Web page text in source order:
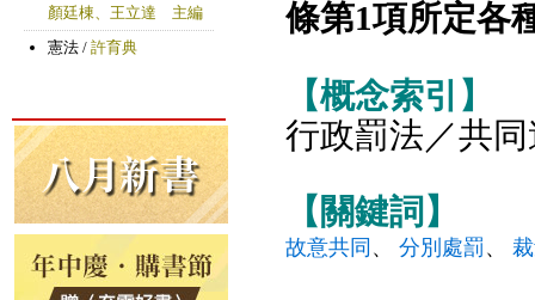
條第1項所定各
【概念索引】
行政罰法／共
【關鍵詞】
故意共同 、 分別處罰 、